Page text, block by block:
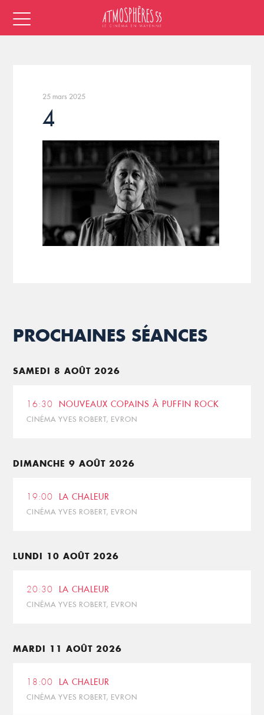
25 mars 2025
4
PROCHAINES SÉANCES
SAMEDI 8 AOÛT 2026
16:30 NOUVEAUX COPAINS À PUFFIN ROCK
CINÉMA YVES ROBERT, EVRON
DIMANCHE 9 AOÛT 2026
19:00 LA CHALEUR
CINÉMA YVES ROBERT, EVRON
LUNDI 10 AOÛT 2026
20:30 LA CHALEUR
CINÉMA YVES ROBERT, EVRON
MARDI 11 AOÛT 2026
18:00 LA CHALEUR
CINÉMA YVES ROBERT, EVRON